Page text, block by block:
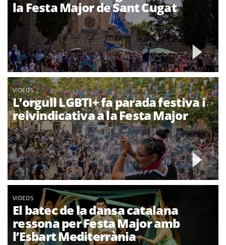
la Festa Major de Sant Cugat
VIDEOS
L’orgull LGBTI+ fa parada festiva i
reivindicativa a la Festa Major
VIDEOS
El batec de la dansa catalana
ressona per Festa Major amb
l’Esbart Mediterrània